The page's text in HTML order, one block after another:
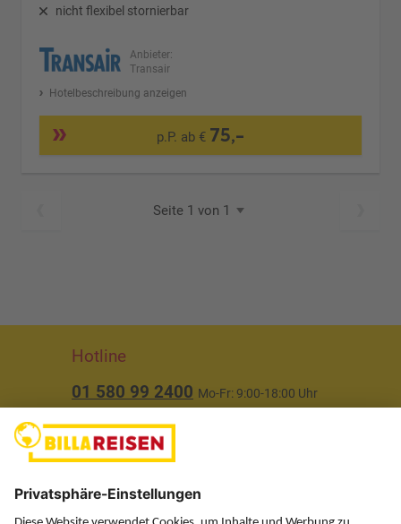
nicht flexibel stornierbar
Anbieter:
Transair
Hotelbeschreibung anzeigen
p.P. ab € 75,-
Seite 1 von 1
Hotline
01 580 99 2400 Mo-Fr: 9:00-18:00 Uhr
Über uns
Service